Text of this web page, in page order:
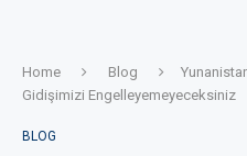
Home Blog
Gidişimizi Engelleyemeyeceksiniz
BLOG